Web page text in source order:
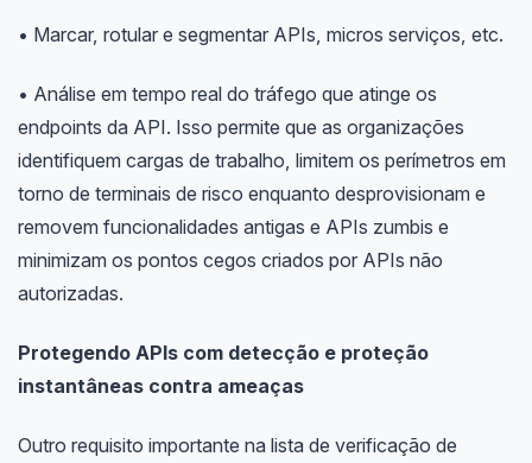
• Marcar, rotular e segmentar APIs, micros serviços, etc.
• Análise em tempo real do tráfego que atinge os
endpoints da API. Isso permite que as organizações
identifiquem cargas de trabalho, limitem os perímetros em
torno de terminais de risco enquanto desprovisionam e
removem funcionalidades antigas e APIs zumbis e
minimizam os pontos cegos criados por APIs não
autorizadas.
Protegendo APIs com detecção e proteção
instantâneas contra ameaças
Outro requisito importante na lista de verificação de